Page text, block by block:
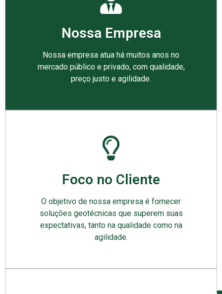
Nossa Empresa
Nossa empresa atua há muitos anos no
mercado público e privado, com qualidade,
preço justo e agilidade.
Foco no Cliente
O objetivo de nossa empresa é fornecer
soluções geotécnicas que superem suas
expectativas, tanto na qualidade como na
agilidade.